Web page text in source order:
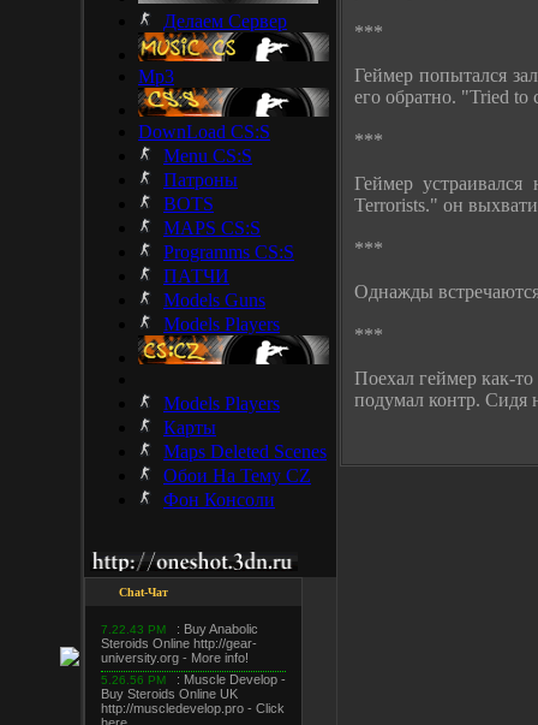
Делаем Сервер
Mp3
DownLoad CS:S
Menu CS:S
Патроны
BOTS
MAPS CS:S
Programms CS:S
ПАТЧИ
Models Guns
Models Players
Models Players
Карты
Maps Deleted Scenes
Обои На Тему CZ
Фон Консоли
Chat-Чат
***
Геймер попытался
его обратно. "Tried to
***
Геймер
Terrorists." он
***
Однажды
***
Поехал геймер как-
подумал контр. Сидя